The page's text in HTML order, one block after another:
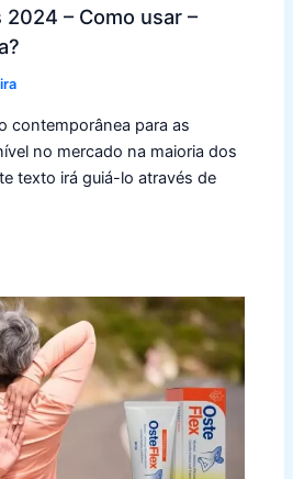
– Como usar –
contemporânea para as
no mercado na maioria dos
texto irá guiá-lo através de